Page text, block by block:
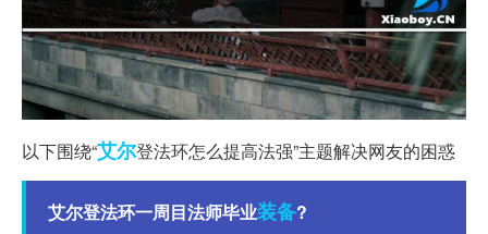
以下围绕“艾尔登法环怎么提高法强”主题解决网友的困惑
艾尔登法环一周目法师毕业装备?